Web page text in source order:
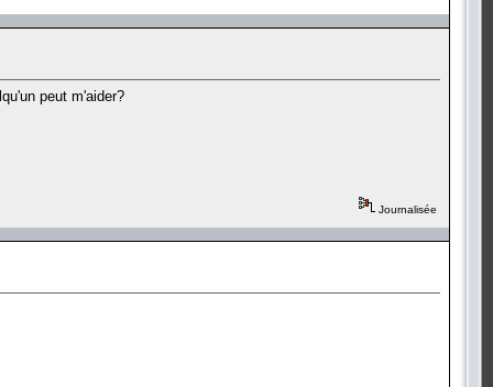
peut m'aider?
Journalisée